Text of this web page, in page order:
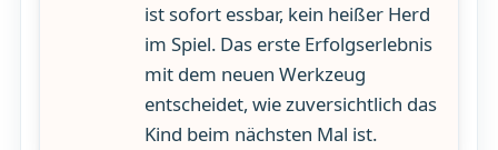
ist sofort essbar, kein heißer Herd
im Spiel. Das erste Erfolgserlebnis
mit dem neuen Werkzeug
entscheidet, wie zuversichtlich das
Kind beim nächsten Mal ist.